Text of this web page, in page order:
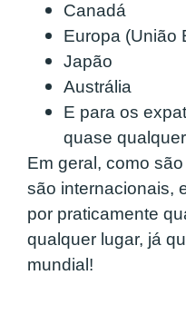
Canadá
Europa (União
Japão
Austrália
E para os
quase
Em geral, como
são internacionais,
por praticamente
qualquer lugar, já
mundial!